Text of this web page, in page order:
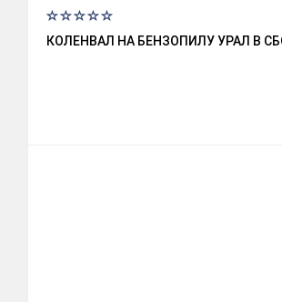
КОЛЕНВАЛ НА БЕНЗОПИЛУ УРАЛ В